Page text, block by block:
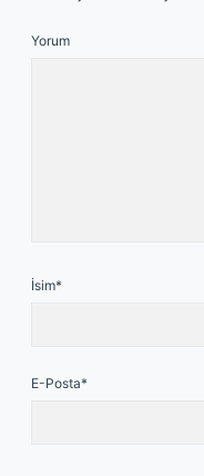
Yorum
İsim*
E-Posta*